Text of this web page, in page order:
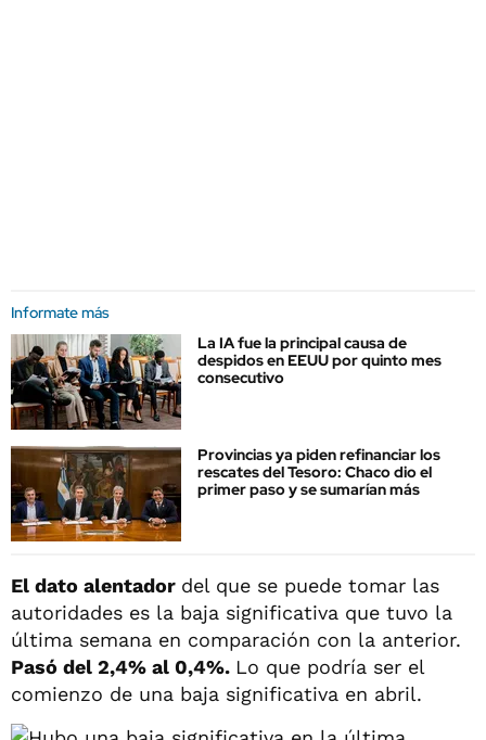
Informate más
La IA fue la principal causa de
despidos en EEUU por quinto mes
consecutivo
Provincias ya piden refinanciar los
rescates del Tesoro: Chaco dio el
primer paso y se sumarían más
El dato alentador del que se puede tomar las
autoridades es la baja significativa que tuvo la
última semana en comparación con la anterior.
Pasó del 2,4% al 0,4%. Lo que podría ser el
comienzo de una baja significativa en abril.